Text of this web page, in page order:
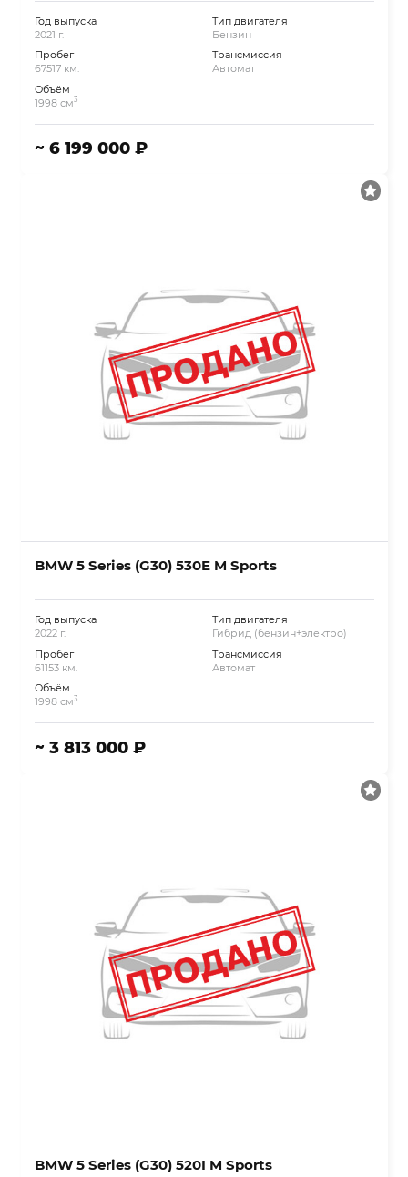
Год выпуска
2021 г.
Пробег
67517 км.
Объём
1998 см3
Тип двигателя
Бензин
Трансмиссия
Автомат
~ 6 199 000 ₽
BMW 5 Series (G30) 530E M Sports
Год выпуска
2022 г.
Пробег
61153 км.
Объём
1998 см3
Тип двигателя
Гибрид (бензин+электро)
Трансмиссия
Автомат
~ 3 813 000 ₽
BMW 5 Series (G30) 520I M Sports